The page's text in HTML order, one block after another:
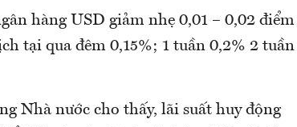
hàng USD giảm nhẹ 0,01 – 0,02 điểm
tại qua đêm 0,15%; 1 tuần 0,2% 2 tuần
Nhà nước cho thấy, lãi suất huy động